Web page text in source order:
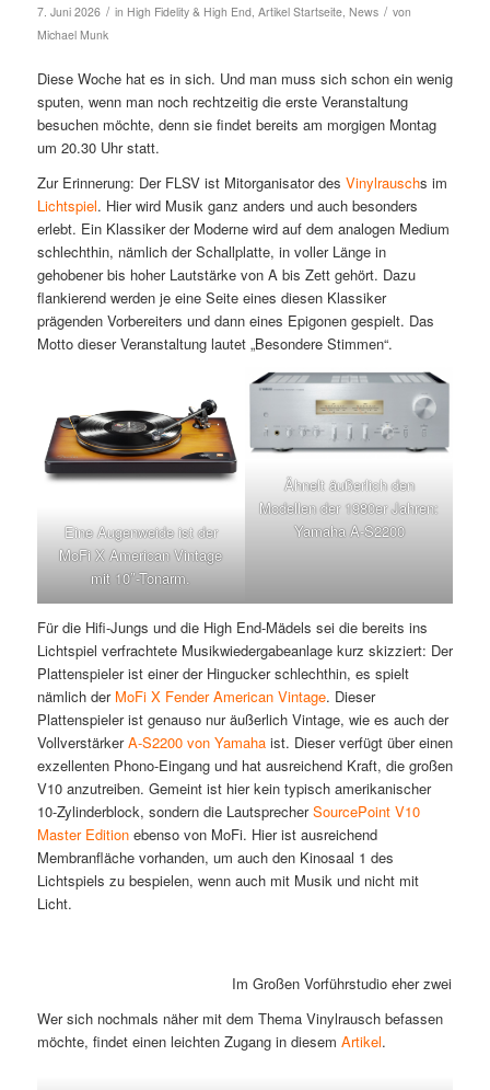
7. Juni 2026 / in High Fidelity & High End, Artikel Startseite, News / von
Michael Munk
Diese Woche hat es in sich. Und man muss sich schon ein wenig
sputen, wenn man noch rechtzeitig die erste Veranstaltung
besuchen möchte, denn sie findet bereits am morgigen Montag
um 20.30 Uhr statt.
Zur Erinnerung: Der FLSV ist Mitorganisator des Vinylrauschs im
Lichtspiel. Hier wird Musik ganz anders und auch besonders
erlebt. Ein Klassiker der Moderne wird auf dem analogen Medium
schlechthin, nämlich der Schallplatte, in voller Länge in
gehobener bis hoher Lautstärke von A bis Zett gehört. Dazu
flankierend werden je eine Seite eines diesen Klassiker
prägenden Vorbereiters und dann eines Epigonen gespielt. Das
Motto dieser Veranstaltung lautet „Besondere Stimmen“.
Eine Augenweide ist der
MoFi X American Vintage
mit 10″-Tonarm.
Ähnelt äußerlich den
Modellen der 1980er Jahren:
Yamaha A-S2200
Für die Hifi-Jungs und die High End-Mädels sei die bereits ins
Lichtspiel verfrachtete Musikwiedergabeanlage kurz skizziert: Der
Plattenspieler ist einer der Hingucker schlechthin, es spielt
nämlich der MoFi X Fender American Vintage. Dieser
Plattenspieler ist genauso nur äußerlich Vintage, wie es auch der
VollverstärkerA-S2200 von Yamahaist. Dieser verfügt über einen
exzellenten Phono-Eingang und hat ausreichend Kraft, die großen
V10 anzutreiben. Gemeint ist hier kein typisch amerikanischer
10-Zylinderblock, sondern die LautsprecherSourcePoint V10
Master Editionebenso von MoFi. Hier ist ausreichend
Membranfläche vorhanden, um auch den Kinosaal 1 des
Lichtspiels zu bespielen, wenn auch mit Musik und nicht mit
Licht.
Im Großen Vorführstudio eher zwei
Wer sich nochmals näher mit dem Thema Vinylrausch befassen
möchte, findet einen leichten Zugang in diesem Artikel.